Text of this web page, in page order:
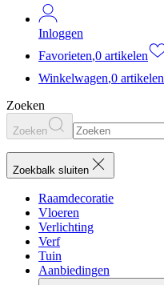
Inloggen
Favorieten,0 artikelen
Winkelwagen,0 artikelen
Zoeken
Zoeken
Zoekbalk sluiten
Raamdecoratie
Vloeren
Verlichting
Verf
Tuin
Aanbiedingen